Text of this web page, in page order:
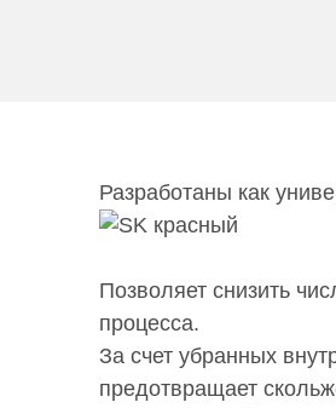
Разработаны как
Позволяет снизить
процесса.
За счет убранных
предотвращает